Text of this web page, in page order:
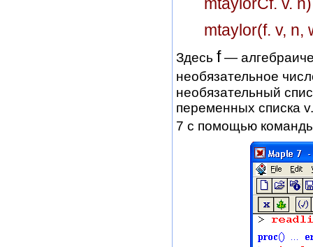
mtaylorCf. v. n)
mtaylor(f. v, n,
Здесь f—
необязательное
необязательный
переменных списка
7 с помощью